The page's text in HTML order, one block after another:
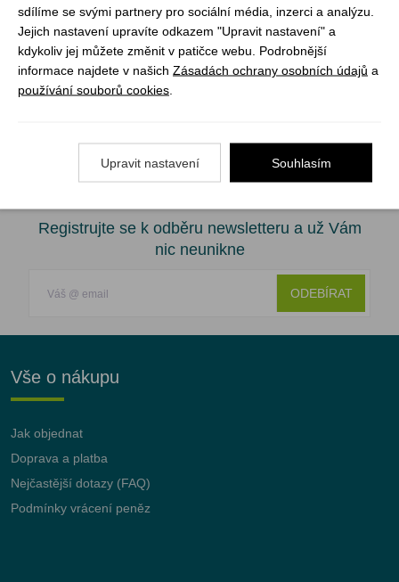
plaveb a ostatních vodáckých doplňků. Týká se to
příslušných textů v části metodika (8). Dále byla
provedena dílčí revize ve zbývajících částech příručky.
Na četná přání jsme přistoupili k vytvoření věcného
Registrujte se k odběru newsletteru a už Vám
nic neunikne
ODEBÍRAT
Vše o nákupu
Jak objednat
Doprava a platba
Nejčastější dotazy (FAQ)
Podmínky vrácení peněz
sdílíme se svými partnery pro sociální média, inzerci a analýzu.
Jejich nastavení upravíte odkazem "Upravit nastavení" a
kdykoliv jej můžete změnit v patičce webu. Podrobnější
informace najdete v našich Zásadách ochrany osobních údajů a
používání souborů cookies
Upravit nastavení Souhlasím